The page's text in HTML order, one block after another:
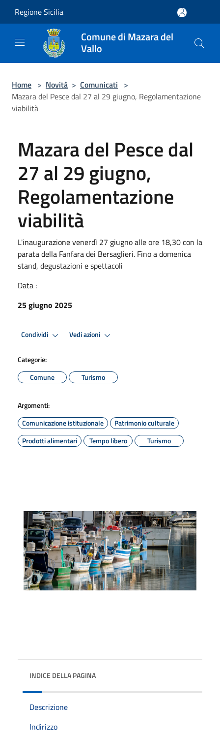
Regione Sicilia
Comune di Mazara del
Vallo
Home > Novità > Comunicati >
Mazara del Pesce dal 27 al 29 giugno, Regolamentazione
viabilità
Mazara del Pesce dal
27 al 29 giugno,
Regolamentazione
viabilità
L'inaugurazione venerdì 27 giugno alle ore 18,30 con la
parata della Fanfara dei Bersaglieri. Fino a domenica
stand, degustazioni e spettacoli
Data :
25 giugno 2025
Condividi Vedi azioni
Categorie:
Comune
Turismo
Argomenti:
Comunicazione istituzionale
Patrimonio culturale
Prodotti alimentari
Tempo libero Turismo
INDICE DELLA PAGINA
Descrizione
Indirizzo